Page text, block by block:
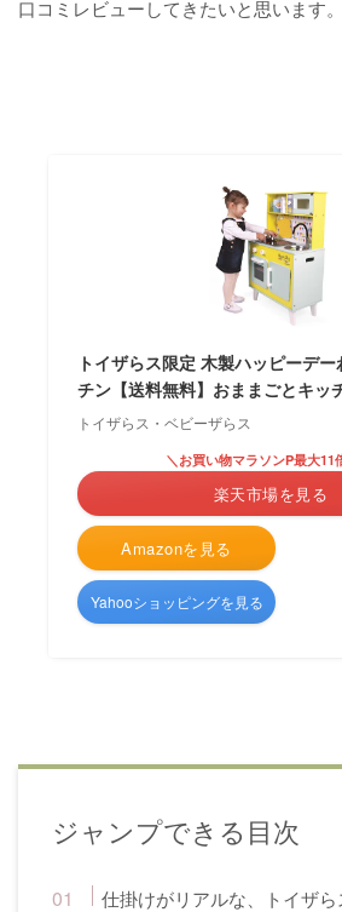
口コミレビューしてきたいと思います。
トイザらス限定 木製ハッピーデ
チン【送料無料】おままごとキッ
トイザらス・ベビーザらス
Amazonを見る
＼お買い物マラソンP最大11
楽天市場を見る
Yahooショッピングを見る
ジャンプできる目次
仕掛けがリアルな、トイザ